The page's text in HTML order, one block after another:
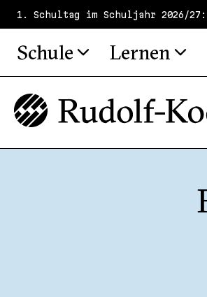
1. Schultag im Schuljahr 2026/27:
Schule Lernen